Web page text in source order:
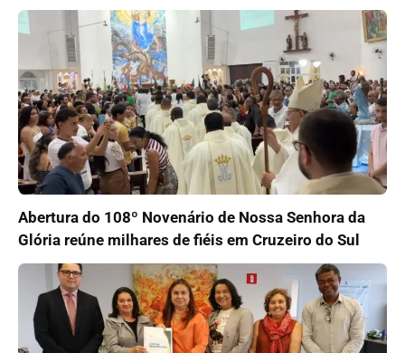
Abertura do 108º Novenário de Nossa Senhora da
Glória reúne milhares de fiéis em Cruzeiro do Sul